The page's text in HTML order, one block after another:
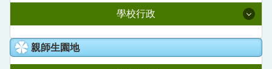
學校行政
校長室
親師生園地